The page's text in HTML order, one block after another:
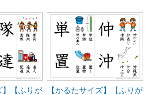
】【ふりが
【かるたサイズ】【ふりが